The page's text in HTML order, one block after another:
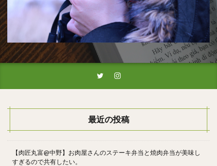
最近の投稿
【肉匠丸富@中野】お肉屋さんのステーキ弁当と焼肉弁当が美味し
すぎるので共有したい。